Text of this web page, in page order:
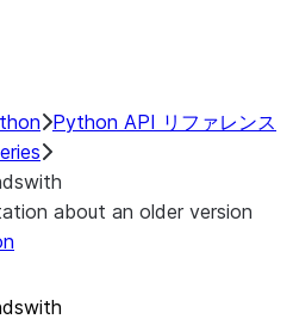
Python API リファレンス
about an older version